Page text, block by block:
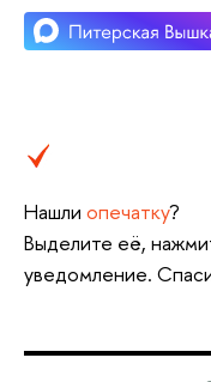
Нашли опечатку?
Выделите её,
уведомление.